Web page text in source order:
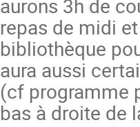
aurons 3h de
repas de midi
bibliothèque
aura aussi
(cf programme
bas à droite de